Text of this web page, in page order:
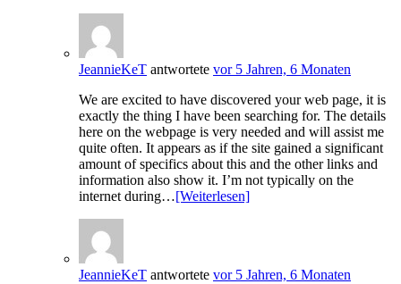
JeannieKeT antwortete vor 5 Jahren, 6 Monaten
We are excited to have discovered your web page, it is
exactly the thing I have been searching for. The details
here on the webpage is very needed and will assist me
quite often. It appears as if the site gained a significant
amount of specifics about this and the other links and
information also show it. I’m not typically on the
internet during…[Weiterlesen]
JeannieKeT antwortete vor 5 Jahren, 6 Monaten